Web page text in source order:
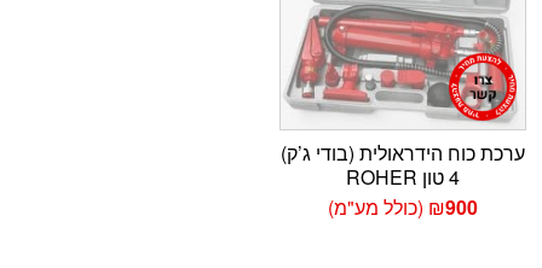
ערכת כוח הידראולית (בודי ג’ק)
4 טון ROHER
₪900 (כולל מע"מ)